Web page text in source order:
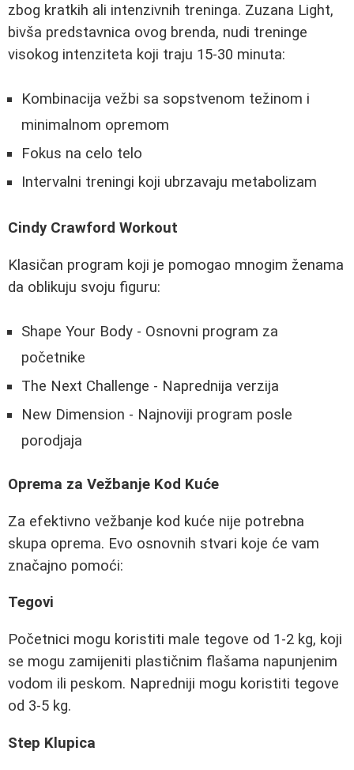
zbog kratkih ali intenzivnih treninga. Zuzana Light,
bivša predstavnica ovog brenda, nudi treninge
visokog intenziteta koji traju 15-30 minuta:
Kombinacija vežbi sa sopstvenom težinom i
minimalnom opremom
Fokus na celo telo
Intervalni treningi koji ubrzavaju metabolizam
Cindy Crawford Workout
Klasičan program koji je pomogao mnogim ženama
da oblikuju svoju figuru:
Shape Your Body - Osnovni program za
početnike
The Next Challenge - Naprednija verzija
New Dimension - Najnoviji program posle
porodjaja
Oprema za Vežbanje Kod Kuće
Za efektivno vežbanje kod kuće nije potrebna
skupa oprema. Evo osnovnih stvari koje će vam
značajno pomoći:
Tegovi
Početnici mogu koristiti male tegove od 1-2 kg, koji
se mogu zamijeniti plastičnim flašama napunjenim
vodom ili peskom. Napredniji mogu koristiti tegove
od 3-5 kg.
Step Klupica